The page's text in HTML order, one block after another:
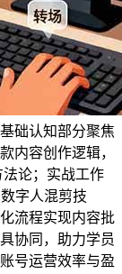
础认知部分聚焦
内容创作逻辑，
论；实战工作
字人混剪技
流程实现内容批
协同，助力学员
号运营效率与盈